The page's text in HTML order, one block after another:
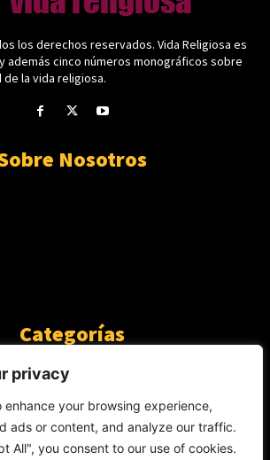
privacy
enhance your browsing experience,
ads or content, and analyze our traffic.
All", you consent to our use of cookies.
los derechos reservados. Vida Religiosa es
además cinco números monográficos sobre
la vida religiosa.
Nosotros
Categorías
ARTÍCULOS
GUANTE DE SEDA
CALOR DE LA PALABRA
Y YO QUE SÉ
423
NOTICIAS
234